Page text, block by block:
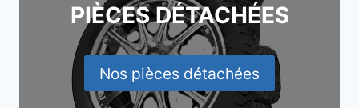
PIÈCES DÉTACHÉES
Nos pièces détachées